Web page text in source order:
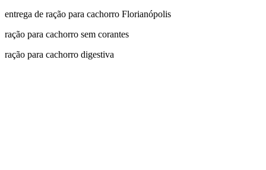
entrega de ração para cachorro Florianópolis
ração para cachorro sem corantes
ração para cachorro digestiva